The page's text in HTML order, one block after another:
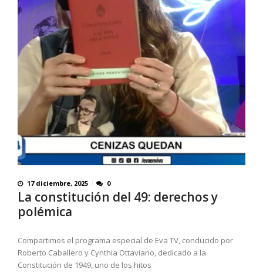
17 diciembre, 2025 0
La constitución del 49: derechos y
polémica
Compartimos el programa especial de Eva TV, conducido por
Roberto Caballero y Cynthia Ottaviano, dedicado a la
Constitución de 1949, uno de los hitos